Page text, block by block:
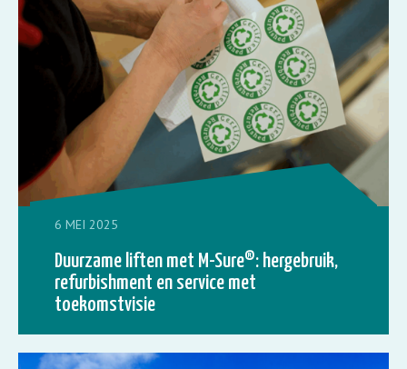
6 MEI 2025
Duurzame liften met M-Sure®: hergebruik,
refurbishment en service met
toekomstvisie